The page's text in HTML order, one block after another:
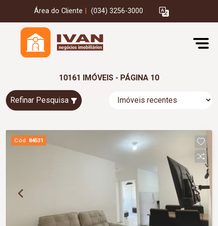
Área do Cliente (034) 3256-3000
10161 IMÓVEIS - PÁGINA 10
Refinar Pesquisa
Cód. 84531